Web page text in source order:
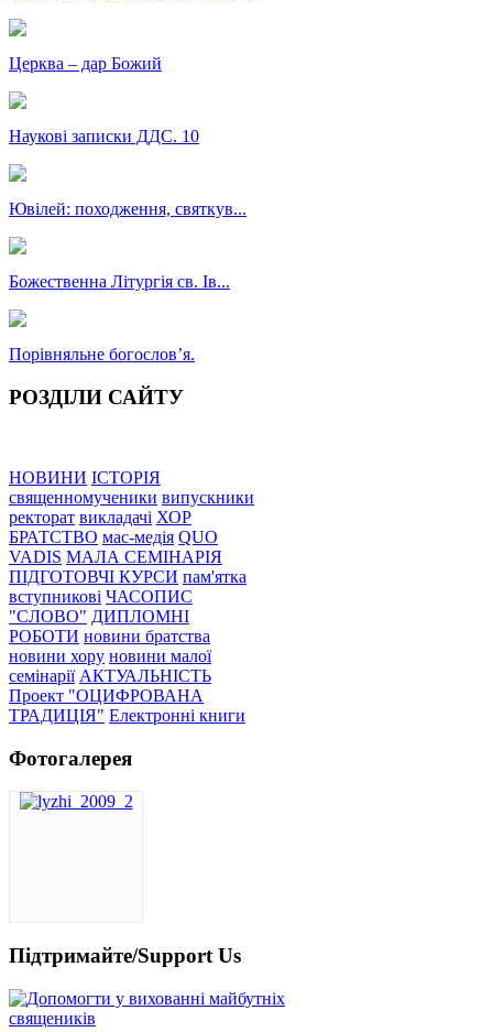
Церква – дар Божий
Наукові записки ДДС. 10
Ювілей: походження, святкув...
Божественна Літургія св. Ів...
Порівняльне богословʼя.
РОЗДІЛИ САЙТУ
НОВИНИ ІСТОРІЯ
священномученики випускники
ректорат викладачі ХОР
БРАТСТВО мас-медія QUO
VADIS МАЛА СЕМІНАРІЯ
ПІДГОТОВЧІ КУРСИ пам'ятка
вступникові ЧАСОПИС
"СЛОВО" ДИПЛОМНІ
РОБОТИ новини братства
новини хору новини малої
семінарії АКТУАЛЬНІСТЬ
Проект "ОЦИФРОВАНА
ТРАДИЦІЯ" Електронні книги
Фотогалерея
Підтримайте/Support Us